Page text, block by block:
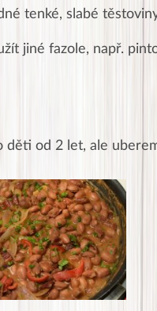
tenké, slabé
jiné fazole, např.
děti od 2 let, ale